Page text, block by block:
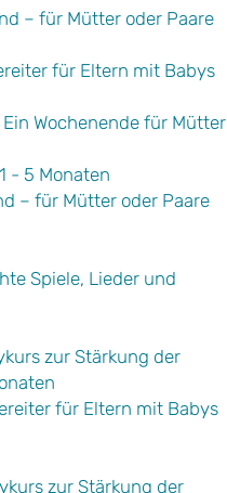
– für Mütter oder Paare
für Eltern mit Babys
Wochenende für Mütter
- 5 Monaten
– für Mütter oder Paare
Spiele, Lieder und
zur Stärkung der
für Eltern mit Babys
zur Stärkung der